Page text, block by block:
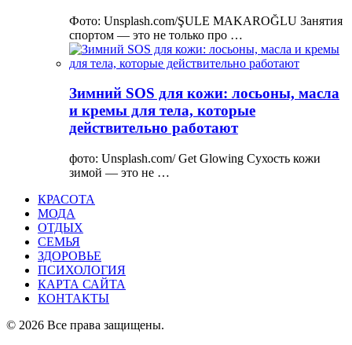
Фото: Unsplash.com/ŞULE MAKAROĞLU Занятия
спортом — это не только про …
Зимний SOS для кожи: лосьоны, масла
и кремы для тела, которые
действительно работают
фото: Unsplash.com/ Get Glowing Сухость кожи
зимой — это не …
КРАСОТА
МОДА
ОТДЫХ
СЕМЬЯ
ЗДОРОВЬЕ
ПСИХОЛОГИЯ
КАРТА САЙТА
КОНТАКТЫ
© 2026 Все права защищены.